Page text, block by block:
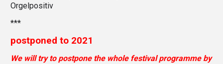
Orgelpositiv
***
postponed to 2021
We will try to postpone the whole festival programmeby